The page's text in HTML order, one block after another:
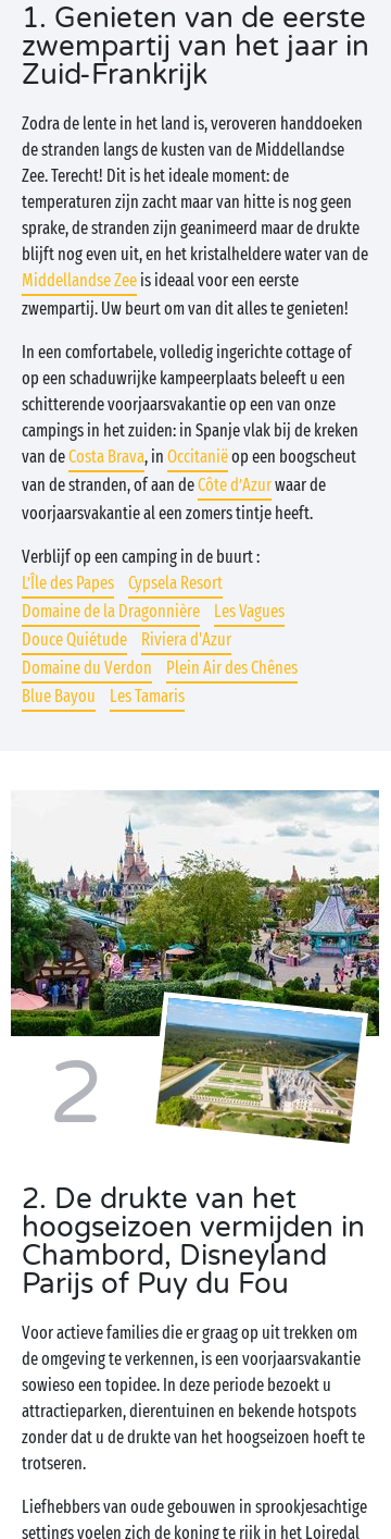
1. Genieten van de eerste
zwempartij van het jaar in
Zuid-Frankrijk
Zodra de lente in het land is, veroveren handdoeken
de stranden langs de kusten van de Middellandse
Zee. Terecht! Dit is het ideale moment: de
temperaturen zijn zacht maar van hitte is nog geen
sprake, de stranden zijn geanimeerd maar de drukte
blijft nog even uit, en het kristalheldere water van de
Middellandse Zee is ideaal voor een eerste
zwempartij. Uw beurt om van dit alles te genieten!
In een comfortabele, volledig ingerichte cottage of
op een schaduwrijke kampeerplaats beleeft u een
schitterende voorjaarsvakantie op een van onze
campings in het zuiden: in Spanje vlak bij de kreken
van deCosta Brava, in Occitaniëop een boogscheut
van de stranden, of aan deCôte d’Azurwaar de
voorjaarsvakantie al een zomers tintje heeft.
Verblijf op een camping in de buurt :
L’Île des Papes
Cypsela Resort
Domaine de la Dragonnière
Les Vagues
Douce Quiétude
Riviera d'Azur
Domaine du Verdon
Plein Air des Chênes
Blue Bayou
Les Tamaris
2
2. De drukte van het
hoogseizoen vermijden in
Chambord, Disneyland
Parijs of Puy du Fou
Voor actieve families die er graag op uit trekken om
de omgeving te verkennen, is een voorjaarsvakantie
sowieso een topidee. In deze periode bezoekt u
attractieparken, dierentuinen en bekende hotspots
zonder dat u de drukte van het hoogseizoen hoeft te
trotseren.
Liefhebbers van oude gebouwen in sprookjesachtige
settings voelen zich de koning te rijk in het Loiredal